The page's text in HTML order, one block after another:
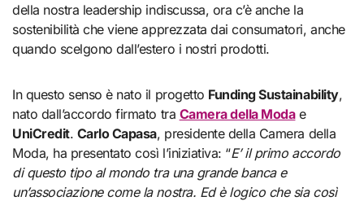
della nostra leadership indiscussa, ora c’è anche la
sostenibilità che viene apprezzata dai consumatori, anche
quando scelgono dall’estero i nostri prodotti.
In questo senso è nato il progetto Funding Sustainability,
nato dall’accordo firmato tra Camera della Modae
UniCredit. Carlo Capasa, presidente della Camera della
Moda, ha presentato così l’iniziativa: “E’ il primo accordo
di questo tipo al mondo tra una grande banca e
un’associazione come la nostra. Ed è logico che sia così